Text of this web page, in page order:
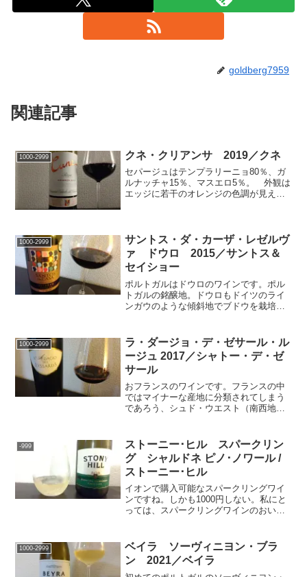
goldberg7959
関連記事
1000-2999 クネ・クリアンサ 2019／クネ
セパージュはテンプラリーニョ80％、ガ
ルナッチャ15％、マスエロ5％。 外観は
エッジに若干のオレンジの色調が見える
配的で、そこに...
1000-2999
サントス・ダ・カーザ・レゼルヴ
ァ ドウロ 2015／サントス＆
セイショー
ポルトガルはドウロのワインです。ポル
トガルの銘醸地。ドウロもドイツのライ
ンガウのような傾斜地でブドウを栽培し
が必要になります。我々が何気なく飲ん
でいるワインにも多くの人...
1000-2999
ラ・ダージョ・デ・ゼサール・ル
ージュ 2017／シャトー・デ・ゼ
サール
おフランスのワインです。フランスの中
ではマイナーな産地に分類されてしまう
であろう、シュド・ウエスト（南西地
な赤ワイン”カオール”が有名ですが、今回
のワインはメルロー...
-999
ストーニー･ヒル スパークリン
グ シャルドネ ピノ･ノワール /
ストーニー･ヒル
イオンで購入可能なスパークリングワイ
ンですね。しかも1000円しない。私にと
っては、スパークリングワインのおいし
ゴクゴク飲むと至福になれるワイン。夏
にピッタリですね。な...
1000-2999
ベイラ ソーヴィニヨン・ブラ
ン 2021／ベイラ